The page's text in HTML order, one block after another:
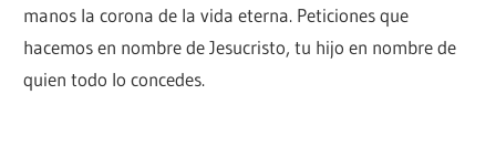
manos la corona de la vida eterna. Peticiones que
hacemos en nombre de Jesucristo, tu hijo en nombre de
quien todo lo concedes.